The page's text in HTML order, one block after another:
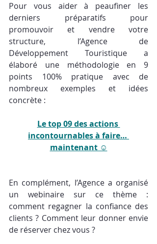
Pour vous aider à peaufiner les
derniers préparatifs pour
promouvoir et vendre votre
structure, l’Agence de
Développement Touristique a
élaboré une méthodologie en 9
points 100% pratique avec de
nombreux exemples et idées
concrète :
Le top 09 des actions
incontournables à faire…
maintenant ☺
En complément, l’Agence a organisé
un webinaire sur ce thème :
comment regagner la confiance des
clients ? Comment leur donner envie
de réserver chez vous ?